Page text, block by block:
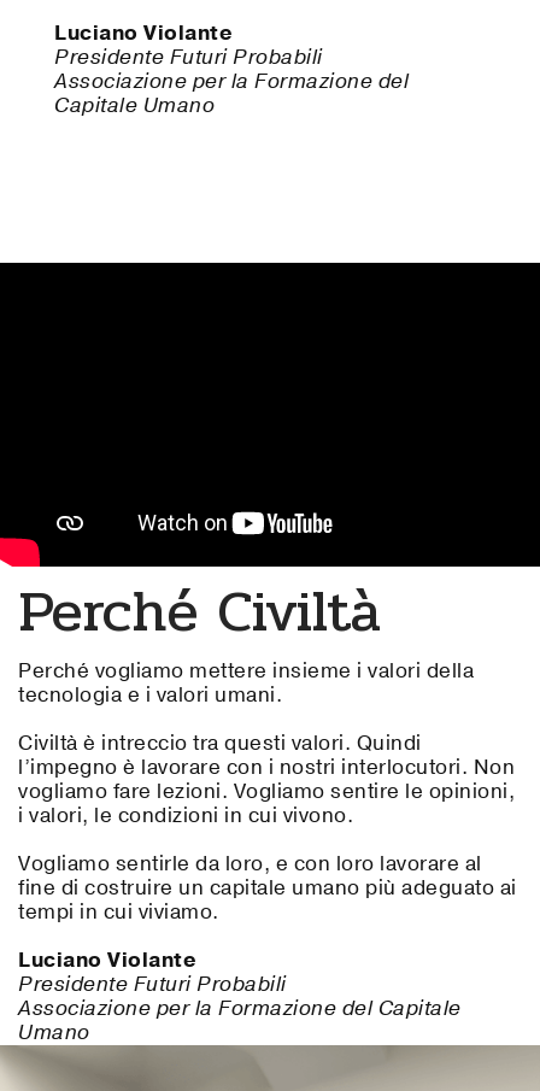
Luciano Violante
Presidente Futuri Probabili
Associazione per la Formazione del
Capitale Umano
Perché Civiltà
Perché vogliamo mettere insieme i valori della
tecnologia e i valori umani.
Civiltà è intreccio tra questi valori. Quindi
l’impegno è lavorare con i nostri interlocutori. Non
vogliamo fare lezioni. Vogliamo sentire le opinioni,
i valori, le condizioni in cui vivono.
Vogliamo sentirle da loro, e con loro lavorare al
fine di costruire un capitale umano più adeguato ai
tempi in cui viviamo.
Luciano Violante
Presidente Futuri Probabili
Associazione per la Formazione del Capitale
Umano